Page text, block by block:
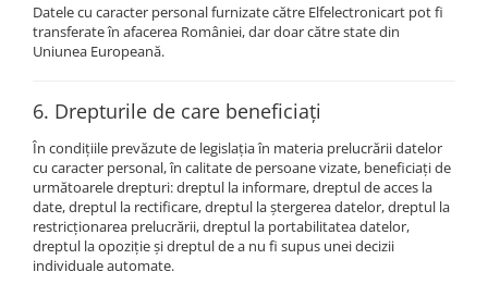
Datele cu caracter personal furnizate către Elfelectronicart pot fi
transferate în afacerea României, dar doar către state din
Uniunea Europeană.
6. Drepturile de care beneficiați
În condițiile prevăzute de legislația în materia prelucrării datelor
cu caracter personal, în calitate de persoane vizate, beneficiați de
următoarele drepturi: dreptul la informare, dreptul de acces la
date, dreptul la rectificare, dreptul la ștergerea datelor, dreptul la
restricționarea prelucrării, dreptul la portabilitatea datelor,
dreptul la opoziție și dreptul de a nu fi supus unei decizii
individuale automate.